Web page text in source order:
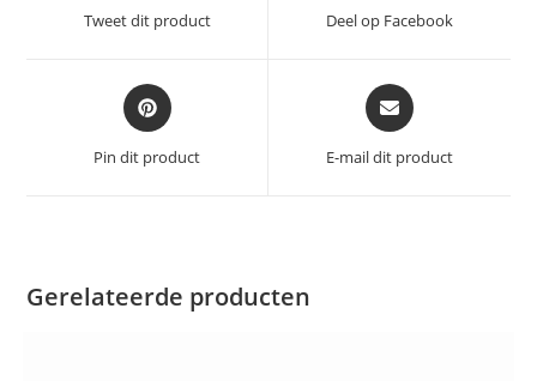
nieuw
Tweet dit product
nieuw
Deel op Facebook
Opent
in
nieuw
Pin dit product
Opent
in
nieuw
E-mail dit product
Gerelateerde producten